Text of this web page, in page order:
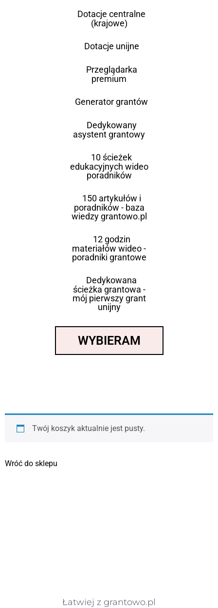
Dotacje centralne
(krajowe)
Dotacje unijne
Przeglądarka
premium
Generator grantów
Dedykowany
asystent grantowy
10 ścieżek
edukacyjnych wideo
poradników
150 artykułów i
poradników - baza
wiedzy grantowo.pl
12 godzin
materiałów wideo -
poradniki grantowe
Dedykowana
ścieżka grantowa -
mój pierwszy grant
unijny
WYBIERAM
Twój koszyk aktualnie jest pusty.
Wróć do sklepu
Łatwiej z grantowo.pl